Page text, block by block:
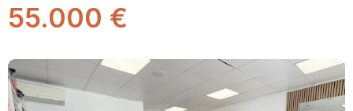
55.000 €